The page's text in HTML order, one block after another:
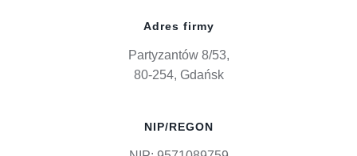
Adres firmy
Partyzantów 8/53,
80-254, Gdańsk
NIP/REGON